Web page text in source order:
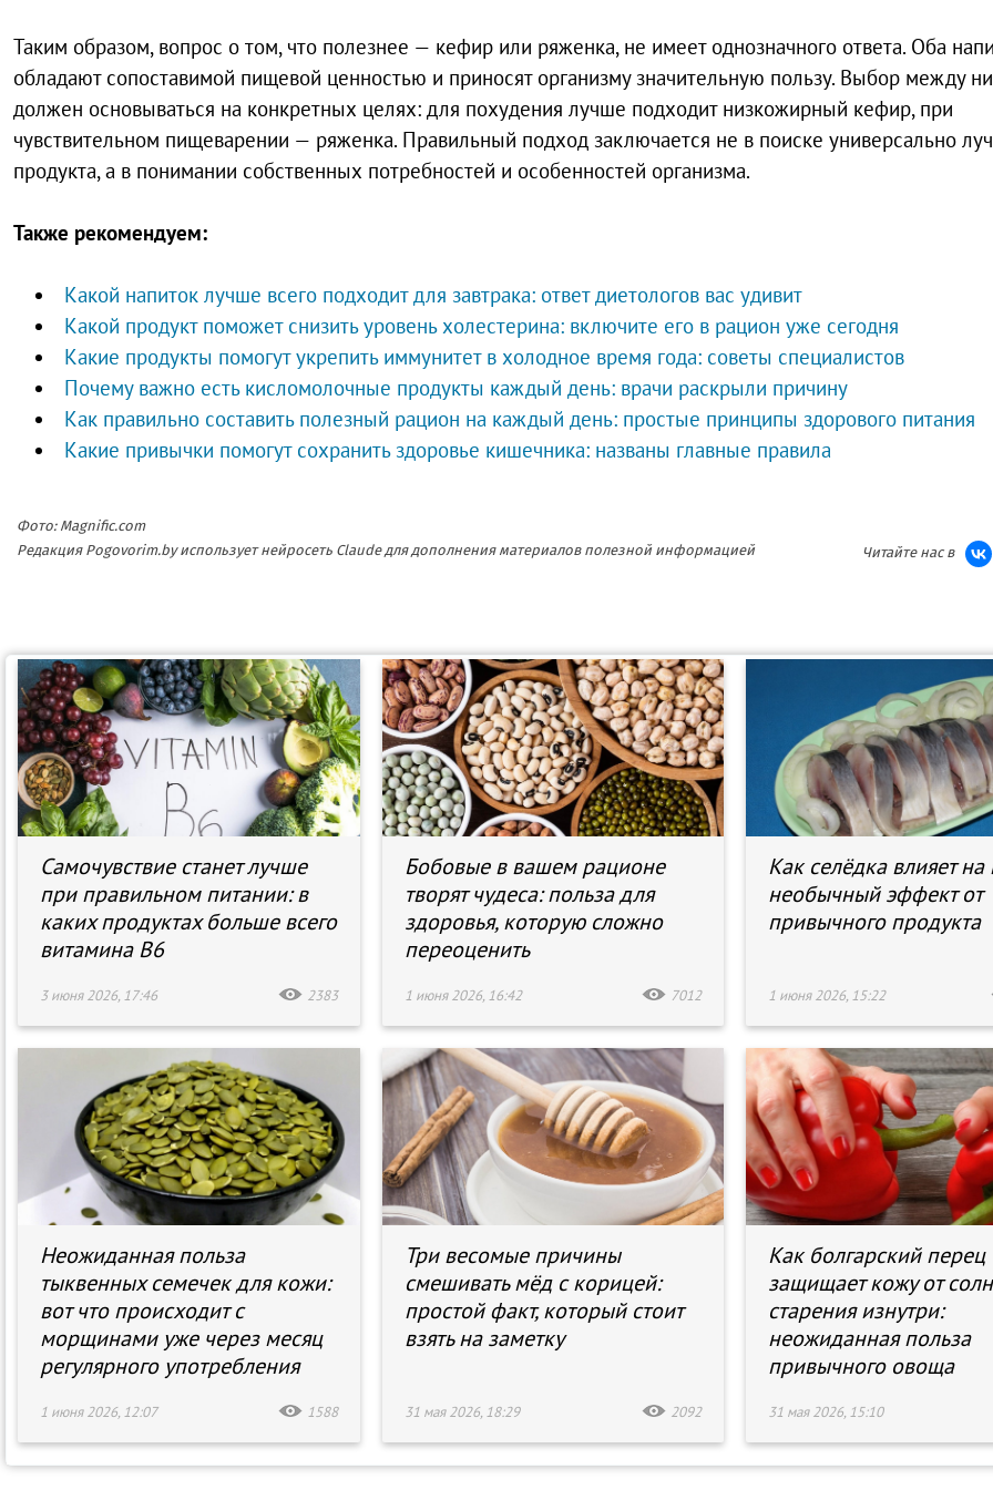
Таким образом, вопрос о том, что полезнее — кефир или ряженка, не имеет однозначного ответа. Оба
обладают сопоставимой пищевой ценностью и приносят организму значительную пользу. Выбор между
должен основываться на конкретных целях: для похудения лучше подходит низкожирный кефир, при
чувствительном пищеварении — ряженка. Правильный подход заключается не в поиске универсально
продукта, а в понимании собственных потребностей и особенностей организма.
Также рекомендуем:
Какой напиток лучше всего подходит для завтрака: ответ диетологов вас удивит
Какой продукт поможет снизить уровень холестерина: включите его в рацион уже сегодня
Какие продукты помогут укрепить иммунитет в холодное время года: советы специалистов
Почему важно есть кисломолочные продукты каждый день: врачи раскрыли причину
Как правильно составить полезный рацион на каждый день: простые принципы здорового питания
Какие привычки помогут сохранить здоровье кишечника: названы главные правила
Фото: Magnific.com
Редакция Pogovorim.by использует нейросеть Claude для дополнения материалов полезной информацией
Читайте нас в
Самочувствие станет лучше
при правильном питании: в
каких продуктах больше всего
витамина В6
3 июня 2026, 17:46 2383
Бобовые в вашем рационе
творят чудеса: польза для
здоровья, которую сложно
переоценить
1 июня 2026, 16:42 7012
Как селёдка влияет
необычный эффект от
привычного продукта
1 июня 2026, 15:22
Неожиданная польза
тыквенных семечек для кожи:
вот что происходит с
морщинами уже через месяц
регулярного употребления
1 июня 2026, 12:07 1588
Три весомые причины
смешивать мёд с корицей:
простой факт, который стоит
взять на заметку
31 мая 2026, 18:29 2092
Как болгарский перец
защищает кожу от
старения изнутри:
неожиданная польза
привычного овоща
31 мая 2026, 15:10